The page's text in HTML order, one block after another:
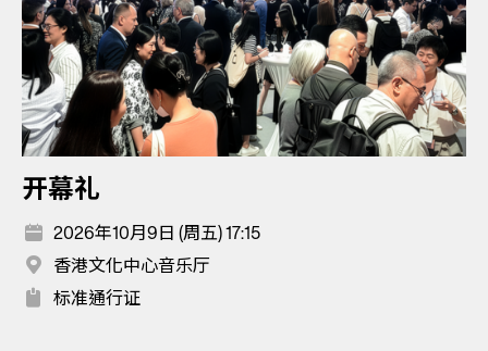
开幕礼
2026年10月9日 (周五) 17:15
香港文化中心音乐厅
标准通行证